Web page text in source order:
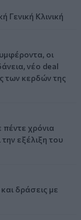
Γενική Κλινική
οι
νέο deal
των κερδών της
πέντε χρόνια
εξέλιξη του
δράσεις με